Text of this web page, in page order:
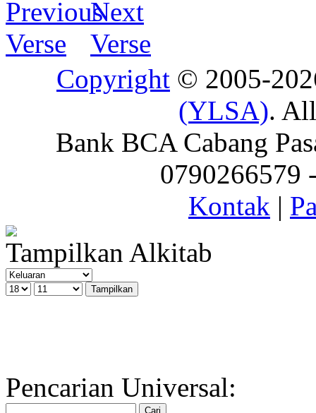
Copyright © 2005-
(YLSA).
Bank BCA Cabang
0790266579
Kontak |
Tampilkan Alkitab
Pencarian Universal: